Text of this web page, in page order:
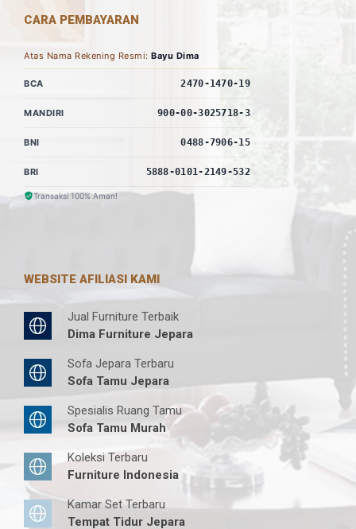
CARA PEMBAYARAN
Atas Nama Rekening Resmi: Bayu Dima
BCA 2470-1470-19
MANDIRI 900-00-3025718-3
BNI 0488-7906-15
BRI 5888-0101-2149-532
Transaksi 100% Aman!
WEBSITE AFILIASI KAMI
Jual Furniture Terbaik
Dima Furniture Jepara
Sofa Jepara Terbaru
Sofa Tamu Jepara
Spesialis Ruang Tamu
Sofa Tamu Murah
Koleksi Terbaru
Furniture Indonesia
Kamar Set Terbaru
Tempat Tidur Jepara